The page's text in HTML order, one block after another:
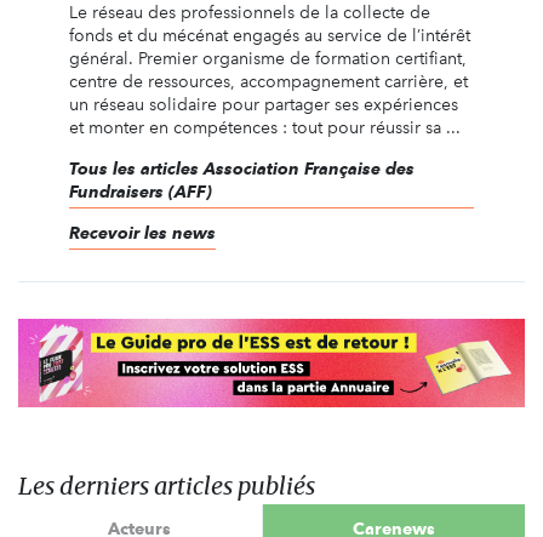
Le réseau des professionnels de la collecte de
fonds et du mécénat engagés au service de l’intérêt
général. Premier organisme de formation certifiant,
centre de ressources, accompagnement carrière, et
un réseau solidaire pour partager ses expériences
et monter en compétences : tout pour réussir sa ...
Tous les articles Association Française des
Fundraisers (AFF)
Recevoir les news
Les derniers articles publiés
Acteurs Carenews